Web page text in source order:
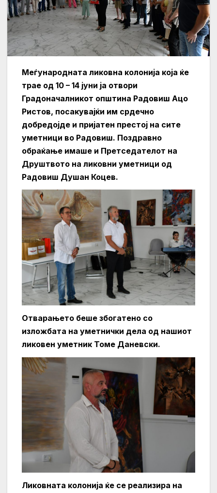
Меѓународната ликовна колонија која ќе
трае од 10 – 14 јуни ја отвори
Градоначалникот општина Радовиш Ацо
Ристов, посакувајќи им срдечно
добредојде и пријатен престој на сите
уметници во Радовиш. Поздравно
обраќање имаше и Претседателот на
Друштвото на ликовни уметници од
Радовиш Душан Коцев.
Отварањето беше збогатено со
изложбата на уметнички дела од нашиот
ликовен уметник Томе Даневски.
Ликовната колонија ќе се реализира на